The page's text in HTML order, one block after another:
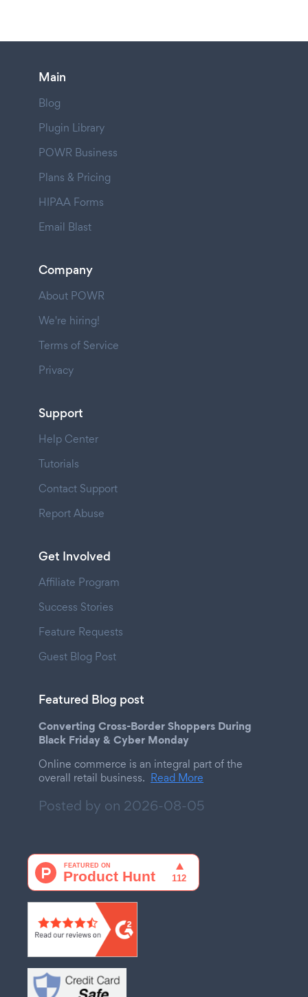
Main
Blog
Plugin Library
POWR Business
Plans & Pricing
HIPAA Forms
Email Blast
Company
About POWR
We're hiring!
Terms of Service
Privacy
Support
Help Center
Tutorials
Contact Support
Report Abuse
Get Involved
Affiliate Program
Success Stories
Feature Requests
Guest Blog Post
Featured Blog post
Converting Cross-Border Shoppers During
Black Friday & Cyber Monday
Online commerce is an integral part of the
overall retail business. Read More
Posted by on 2026-08-05